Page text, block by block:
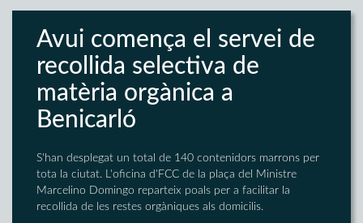
Avui comença el servei de
recollida selectiva de
matèria orgànica a
Benicarló
S'han desplegat un total de 140 contenidors marrons per
tota la ciutat. L'oficina d'FCC de la plaça del Ministre
Marcelino Domingo reparteix poals per a facilitar la
recollida de les restes orgàniques als domicilis.